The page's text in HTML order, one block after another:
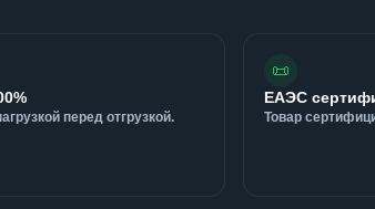
перед отгрузкой.
📜
ЕАЭС
Товар